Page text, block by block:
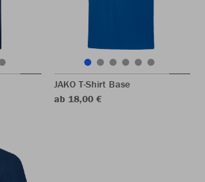
JAKO T-Shirt Base
ab 18,00 €